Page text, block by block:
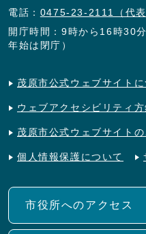
電話： 0475-23-2111（代表
開庁時間：9時から16時30
年始は閉庁）
茂原市公式ウェブサイトに
ウェブアクセシビリティ方
茂原市公式ウェブサイト
個人情報保護について
市役所へのアクセス